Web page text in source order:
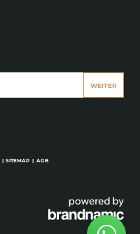
WEITER
| SITEMAP | AGB